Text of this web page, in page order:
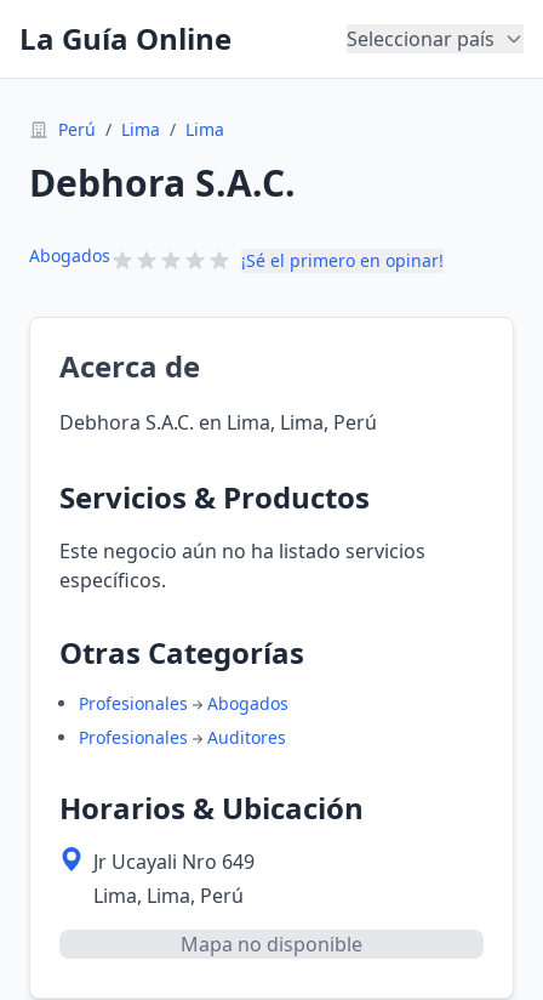
La Guía Online Seleccionar país
Perú / Lima / Lima
Debhora S.A.C.
Abogados ¡Sé el primero en opinar!
Acerca de
Debhora S.A.C. en Lima, Lima, Perú
Servicios & Productos
Este negocio aún no ha listado servicios
específicos.
Otras Categorías
Profesionales
Abogados
Profesionales
Auditores
Horarios & Ubicación
Jr Ucayali Nro 649
Lima, Lima, Perú
Mapa no disponible